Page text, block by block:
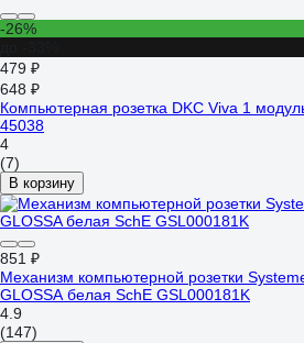
-26%
479 ₽
648 ₽
Компьютерная розетка DKC Viva 1
45038
4
(7)
В корзину
851 ₽
Механизм компьютерной розетки
GLOSSA белая SchE GSL000181K
4.9
(147)